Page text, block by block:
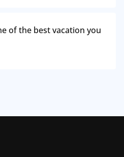
of the best vacation you